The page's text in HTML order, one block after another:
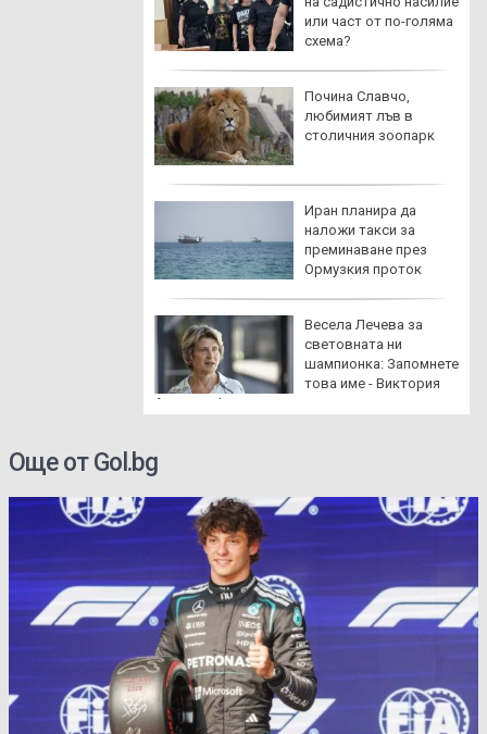
или част от по-голяма
схема?
Почина Славчо,
любимият лъв в
столичния зоопарк
Иран планира да
наложи такси за
преминаване през
Ормузкия проток
Весела Лечева за
световната ни
шампионка: Запомнете
това име - Виктория
Ангелова!
Още от Gol.bg